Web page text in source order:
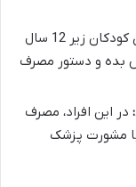
مصرف پیناهیل برای کودکان زیر 12 سال
بده و دستور مصرف
در این افراد، مصرف
مشورت پزشک